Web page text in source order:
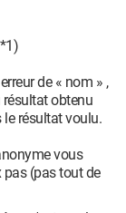
de « nom » ,
résultat obtenu
résultat voulu.
vous
pas (pas tout de